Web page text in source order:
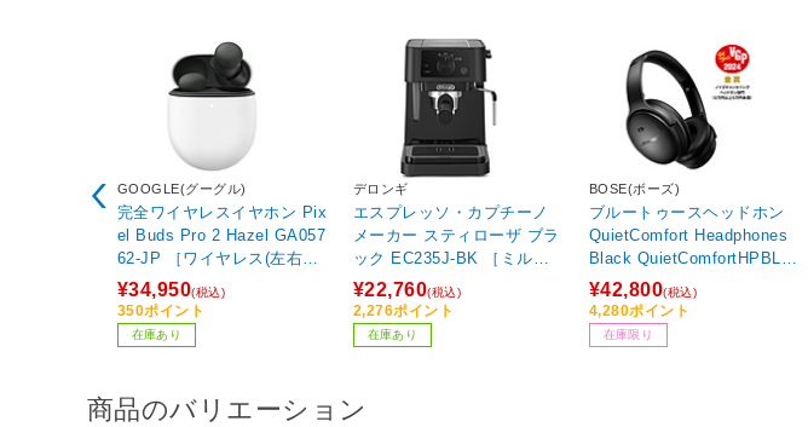
GOOGLE(グーグル)
完全ワイヤレスイヤホン Pix
el Buds Pro 2 Hazel GA057
62-JP ［ワイヤレス(左右分
離) /ノイズキャンセリング
対応 /Bluetooth対応］ 【86
4】
¥34,950(税込)
350ポイント
在庫あり
デロンギ
エスプレッソ・カプチーノ
メーカー スティローザ ブラ
ック EC235J-BK ［ミルな
し］
¥22,760(税込)
2,276ポイント
在庫あり
BOSE(ボーズ)
ブルートゥースヘッドホン
QuietComfort Headphones
Black QuietComfortHPBLK
［オーバーヘッド型 /ノイズ
キャンセリング対応 /Blueto
oth対応］
¥42,800(税込)
4,280ポイント
在庫限り
商品のバリエーション